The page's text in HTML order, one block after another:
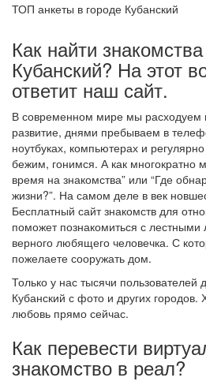
ТОП анкеты в городе Кубанский
Как найти
Кубанский? На этот
ответит наш сайт.
В современном мире мы расходуем
развитие, днями пребываем в
ноутбуках, компьютерах и
бежим, гонимся. А как
время на знакомства” или “Где
жизни?”. На самом деле в век
Бесплатный сайт знакомств для
поможет познакомиться с
верного любящего человечка. С
пожелаете сооружать дом.
Только у нас тысячи пользователей
Кубанский с фото и других городов.
любовь прямо сейчас.
Как перевести
знакомство в реал?